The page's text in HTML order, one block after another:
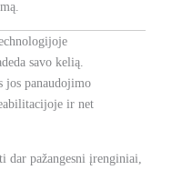
savo kelią.
jos panaudojimo
ir net
dar pažangesni įrenginiai,